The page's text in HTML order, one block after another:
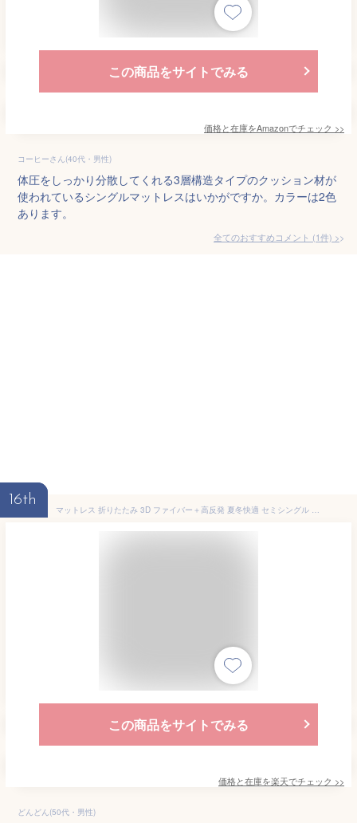
この商品をサイトでみる
価格と在庫をAmazonでチェック >>
コーヒーさん(40代・男性)
体圧をしっかり分散してくれる3層構造タイプのクッション材が
使われているシングルマットレスはいかがですか。カラーは2色
あります。
全てのおすすめコメント (1件) >
16th
マットレス 折りたたみ 3D ファイバー＋高反発 夏冬快適 セミシングル 折りたたみ 硬め 3分割式 250N ハードタイプ ベッド 小さい コンパクト 腰痛対策マットレス メッシュ 抗菌 消臭 世界基準認証 三つ折り 三つ折れ 4層構造 リバーシブル スモールシングル 3分割
この商品をサイトでみる
価格と在庫を楽天でチェック >>
どんどん(50代・男性)